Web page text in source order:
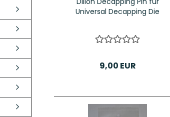
Zündhütchen
Universal Decapping Die
9,00 EUR